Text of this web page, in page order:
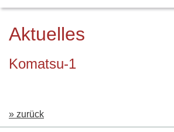
Aktuelles
Komatsu-1
» zurück